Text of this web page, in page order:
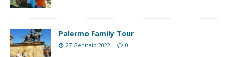
Palermo Family Tour
27 Gennaio 2022 0